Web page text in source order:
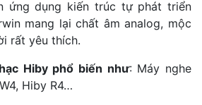
ứng dụng kiến trúc tự phát triển
mang lại chất âm analog, mộc
rất yêu thích.
Hiby phổ biến như: Máy nghe
Hiby R4…